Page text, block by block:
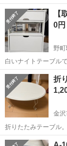
プ ジャングルジャングル石川金沢店です(*^^*) 店頭ご購入の際に「ジ
モティを見た」と言
7%O...
石川 金沢市
【
0円
野町
白いナイトテーブル
石川 金沢市
折
金
折りたたみテーブル。
石川 金沢市